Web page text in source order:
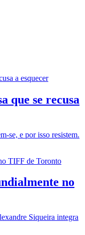
que se recusa
se, e por isso resistem.
no
Siqueira integra